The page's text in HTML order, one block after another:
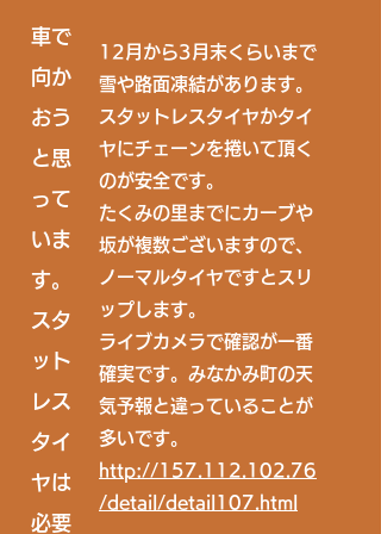
車で
向か
おう
と思
って
いま
す。
​スタ
ット
レス
タイ
ヤは
必要
12月から3月末くらいまで
雪や路面凍結があります。
スタットレスタイヤかタイ
ヤにチェーンを捲いて頂く
のが安全です。​
たくみの里までにカーブや
坂が複数ございますので、
ノーマルタイヤですとスリ
ップします。
​ライブカメラで確認が一番
確実です。みなかみ町の天
気予報と違っていることが
多いです。
http://157.112.102.76
/detail/detail107.html